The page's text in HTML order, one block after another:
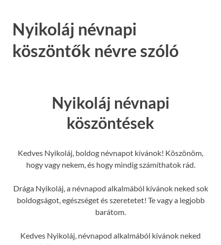
Nyikoláj névnapi
köszöntők névre szóló
Nyikoláj névnapi
köszöntések
Kedves Nyikoláj, boldog névnapot kívánok! Köszönöm,
hogy vagy nekem, és hogy mindig számíthatok rád.
Drága Nyikoláj, a névnapod alkalmából kívánok neked sok
boldogságot, egészséget és szeretetet! Te vagy a legjobb
barátom.
Kedves Nyikoláj, névnapod alkalmából kívánok neked